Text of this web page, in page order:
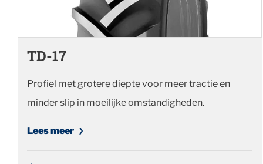
TD-17
Profiel met grotere diepte voor meer tractie en
minder slip in moeilijke omstandigheden.
Lees meer